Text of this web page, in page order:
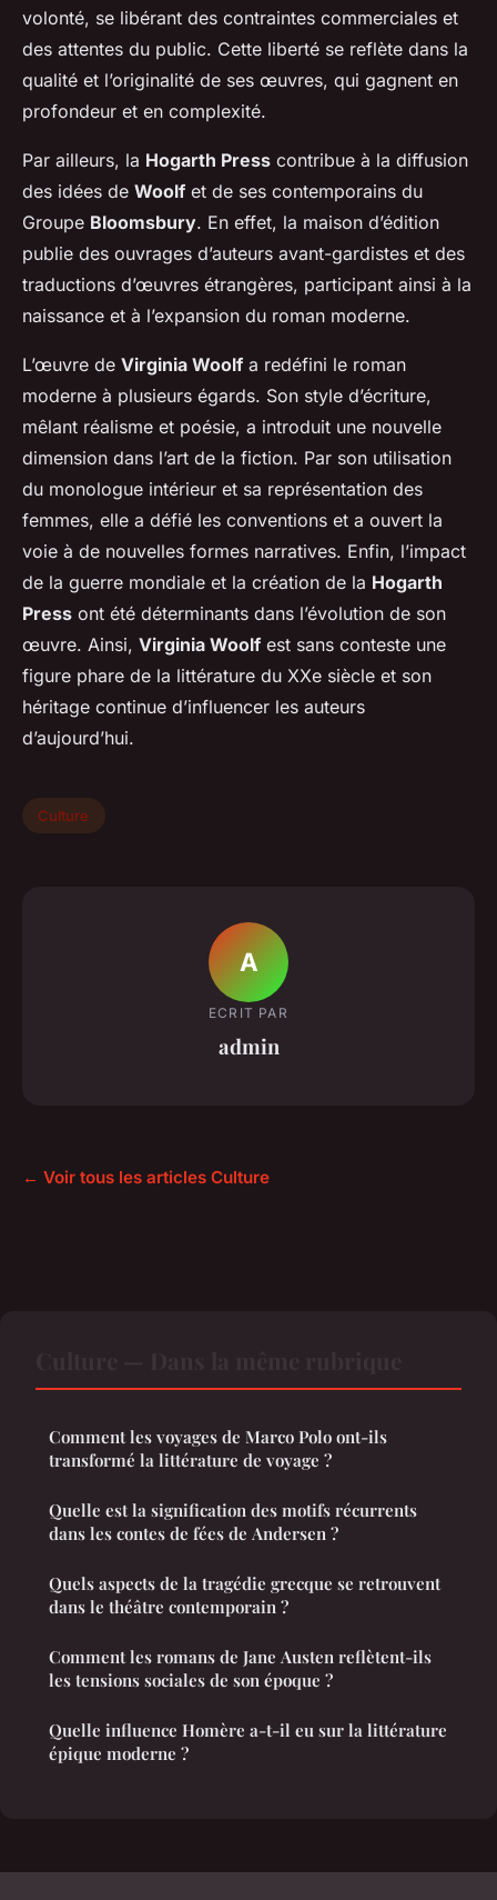
volonté, se libérant des contraintes commerciales et
des attentes du public. Cette liberté se reflète dans la
qualité et l’originalité de ses œuvres, qui gagnent en
profondeur et en complexité.
Par ailleurs, la Hogarth Press contribue à la diffusion
des idées de Woolf et de ses contemporains du
Groupe Bloomsbury. En effet, la maison d’édition
publie des ouvrages d’auteurs avant-gardistes et des
traductions d’œuvres étrangères, participant ainsi à la
naissance et à l’expansion du roman moderne.
L’œuvre de Virginia Woolf a redéfini le roman
moderne à plusieurs égards. Son style d’écriture,
mêlant réalisme et poésie, a introduit une nouvelle
dimension dans l’art de la fiction. Par son utilisation
du monologue intérieur et sa représentation des
femmes, elle a défié les conventions et a ouvert la
voie à de nouvelles formes narratives. Enfin, l’impact
de la guerre mondiale et la création de la Hogarth
Press ont été déterminants dans l’évolution de son
œuvre. Ainsi, Virginia Woolf est sans conteste une
figure phare de la littérature du XXe siècle et son
héritage continue d’influencer les auteurs
d’aujourd’hui.
Culture
A
ECRIT PAR
admin
← Voir tous les articles Culture
Comment les voyages de Marco Polo ont-ils
transformé la littérature de voyage ?
Quelle est la signification des motifs récurrents
dans les contes de fées de Andersen ?
Quels aspects de la tragédie grecque se retrouvent
dans le théâtre contemporain ?
Comment les romans de Jane Austen reflètent-ils
les tensions sociales de son époque ?
Quelle influence Homère a-t-il eu sur la littérature
épique moderne ?